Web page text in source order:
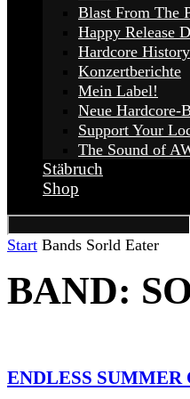
Blast From The
Happy Release
Hardcore History
Konzertberichte
Mein Label!
Neue Hardcore-
Support Your
The Sound of
Stäbruch
Shop
Start Bands Sorld Eater
BAND:
ENDLESS